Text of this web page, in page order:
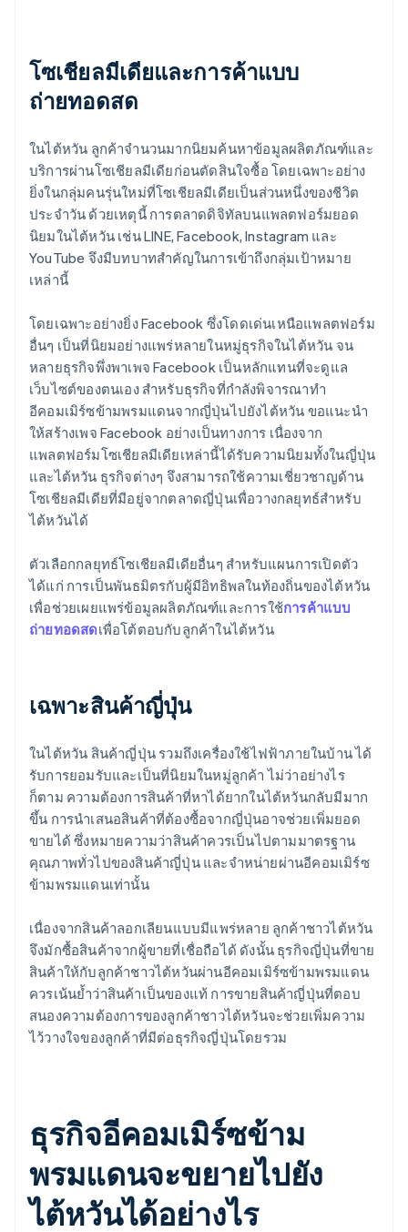
โซเชียลมีเดียและการค้าแบบ
ถ่ายทอดสด
ในไต้หวัน ลูกค้าจำนวนมากนิยมค้นหาข้อมูลผลิตภัณฑ์และ
บริการผ่านโซเชียลมีเดียก่อนตัดสินใจซื้อ โดยเฉพาะอย่าง
ยิ่งในกลุ่มคนรุ่นใหม่ที่โซเชียลมีเดียเป็นส่วนหนึ่งของชีวิต
ประจำวัน ด้วยเหตุนี้ การตลาดดิจิทัลบนแพลตฟอร์มยอด
นิยมในไต้หวัน เช่น LINE, Facebook, Instagram และ
YouTube จึงมีบทบาทสำคัญในการเข้าถึงกลุ่มเป้าหมาย
เหล่านี้
โดยเฉพาะอย่างยิ่ง Facebook ซึ่งโดดเด่นเหนือแพลตฟอร์ม
อื่นๆ เป็นที่นิยมอย่างแพร่หลายในหมู่ธุรกิจในไต้หวัน จน
หลายธุรกิจพึ่งพาเพจ Facebook เป็นหลักแทนที่จะดูแล
เว็บไซต์ของตนเอง สำหรับธุรกิจที่กำลังพิจารณาทำ
อีคอมเมิร์ซข้ามพรมแดนจากญี่ปุ่นไปยังไต้หวัน ขอแนะนำ
ให้สร้างเพจ Facebook อย่างเป็นทางการ เนื่องจาก
แพลตฟอร์มโซเชียลมีเดียเหล่านี้ได้รับความนิยมทั้งในญี่ปุ่น
และไต้หวัน ธุรกิจต่างๆ จึงสามารถใช้ความเชี่ยวชาญด้าน
โซเชียลมีเดียที่มีอยู่จากตลาดญี่ปุ่นเพื่อวางกลยุทธ์สำหรับ
ไต้หวันได้
ตัวเลือกกลยุทธ์โซเชียลมีเดียอื่นๆ สําหรับแผนการเปิดตัว
ได้แก่ การเป็นพันธมิตรกับผู้มีอิทธิพลในท้องถิ่นของไต้หวัน
เพื่อช่วยเผยแพร่ข้อมูลผลิตภัณฑ์และการใช้การค้าแบบ
ถ่ายทอดสดเพื่อโต้ตอบกับลูกค้าในไต้หวัน
เฉพาะสินค้าญี่ปุ่น
ในไต้หวัน สินค้าญี่ปุ่น รวมถึงเครื่องใช้ไฟฟ้าภายในบ้าน ได้
รับการยอมรับและเป็นที่นิยมในหมู่ลูกค้า ไม่ว่าอย่างไร
ก็ตาม ความต้องการสินค้าที่หาได้ยากในไต้หวันกลับมีมาก
ขึ้น การนำเสนอสินค้าที่ต้องซื้อจากญี่ปุ่นอาจช่วยเพิ่มยอด
ขายได้ ซึ่งหมายความว่าสินค้าควรเป็นไปตามมาตรฐาน
คุณภาพทั่วไปของสินค้าญี่ปุ่น และจำหน่ายผ่านอีคอมเมิร์ซ
ข้ามพรมแดนเท่านั้น
เนื่องจากสินค้าลอกเลียนแบบมีแพร่หลาย ลูกค้าชาวไต้หวัน
จึงมักซื้อสินค้าจากผู้ขายที่เชื่อถือได้ ดังนั้น ธุรกิจญี่ปุ่นที่ขาย
สินค้าให้กับลูกค้าชาวไต้หวันผ่านอีคอมเมิร์ซข้ามพรมแดน
ควรเน้นย้ำว่าสินค้าเป็นของแท้ การขายสินค้าญี่ปุ่นที่ตอบ
สนองความต้องการของลูกค้าชาวไต้หวันจะช่วยเพิ่มความ
ไว้วางใจของลูกค้าที่มีต่อธุรกิจญี่ปุ่นโดยรวม
ธุรกิจอีคอมเมิร์ซข้าม
พรมแดนจะขยายไปยัง
ไต้หวันได้อย่างไร